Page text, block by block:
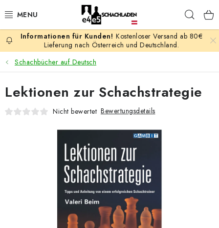
Inhalt
AKTION
SCHACHSPIELE
SCHACHFIGUREN
SCHACHBRETTER
SCHACHBÜCHER
SCHACH-ANTIQUITÄTENLADEN
SCHACH ONLINE
Kostenloser Versand ab 80€
Lieferung nach Österreich und Deutschland.
Schachbücher auf Deutsch
Lektionen zur Schachstrategie
Nicht bewertet Bewertungsdetails